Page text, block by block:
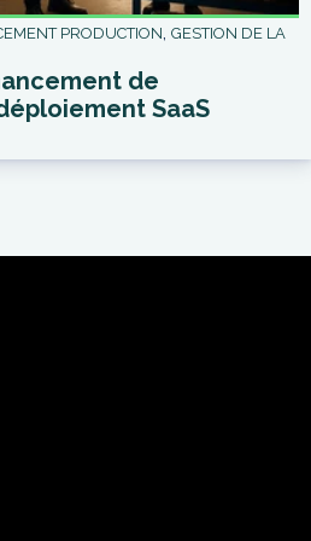
PRODUCTION, GESTION DE LA
de
SaaS